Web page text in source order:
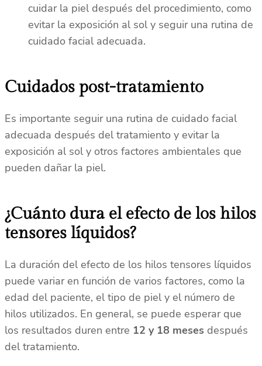
cuidar la piel después del procedimiento, como
evitar la exposición al sol y seguir una rutina de
cuidado facial adecuada.
Cuidados post-tratamiento
Es importante seguir una rutina de cuidado facial
adecuada después del tratamiento y evitar la
exposición al sol y otros factores ambientales que
pueden dañar la piel.
¿Cuánto dura el efecto de los hilos
tensores líquidos?
La duración del efecto de los hilos tensores líquidos
puede variar en función de varios factores, como la
edad del paciente, el tipo de piel y el número de
hilos utilizados. En general, se puede esperar que
los resultados duren entre 12 y 18 meses después
del tratamiento.